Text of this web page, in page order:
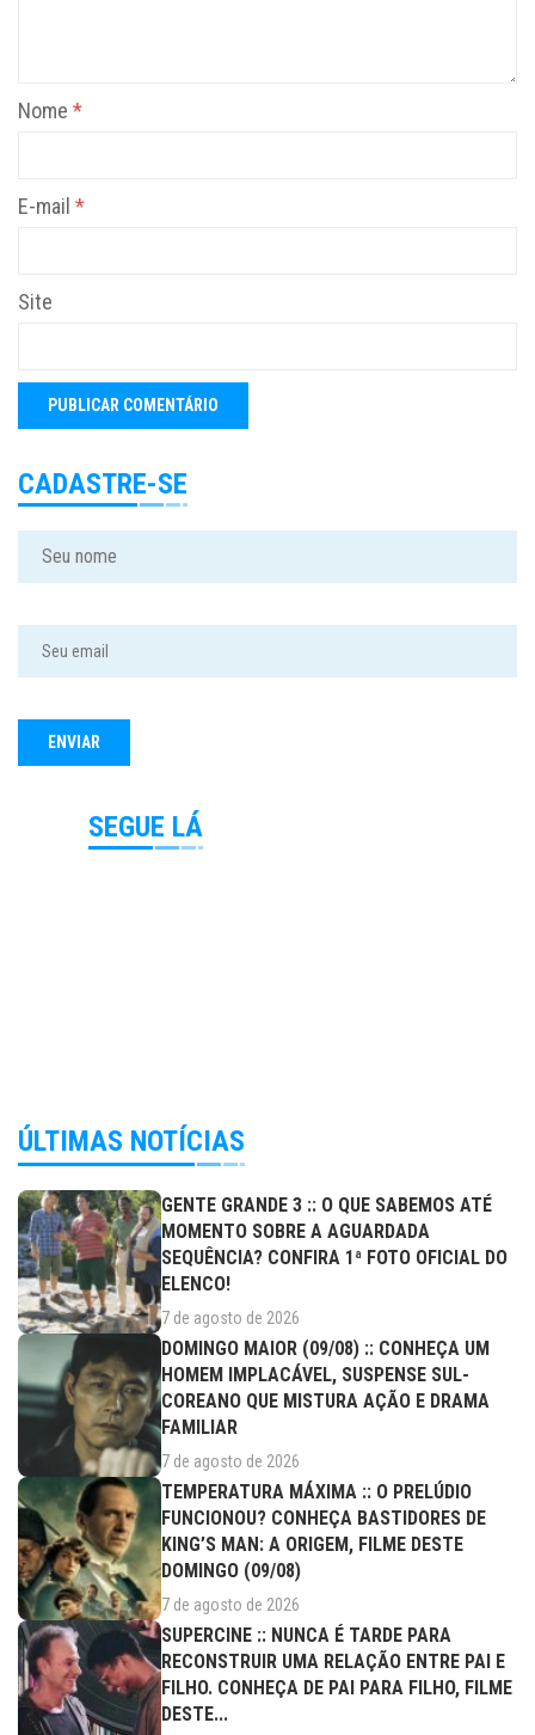
Nome *
E-mail *
Site
CADASTRE-SE
SEGUE LÁ
ÚLTIMAS NOTÍCIAS
GENTE GRANDE 3 :: O QUE SABEMOS ATÉ
MOMENTO SOBRE A AGUARDADA
SEQUÊNCIA? CONFIRA 1ª FOTO OFICIAL DO
ELENCO!
7 de agosto de 2026
DOMINGO MAIOR (09/08) :: CONHEÇA UM
HOMEM IMPLACÁVEL, SUSPENSE SUL-
COREANO QUE MISTURA AÇÃO E DRAMA
FAMILIAR
7 de agosto de 2026
TEMPERATURA MÁXIMA :: O PRELÚDIO
FUNCIONOU? CONHEÇA BASTIDORES DE
KING’S MAN: A ORIGEM, FILME DESTE
DOMINGO (09/08)
7 de agosto de 2026
SUPERCINE :: NUNCA É TARDE PARA
RECONSTRUIR UMA RELAÇÃO ENTRE PAI E
FILHO. CONHEÇA DE PAI PARA FILHO, FILME
DESTE...